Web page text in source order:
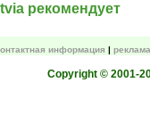
рекомендует
информация
Copyright © 2001-